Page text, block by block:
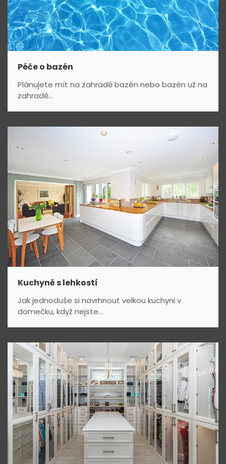
Péče o bazén
Plánujete mít na zahradě bazén nebo bazén už na
zahradě...
Kuchyně s lehkostí
Jak jednoduše si navrhnout velkou kuchyni v
domečku, když nejste...